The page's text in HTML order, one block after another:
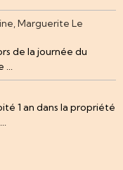
Marguerite Le
de la journée du
1 an dans la propriété